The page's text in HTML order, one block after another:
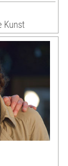
Kunst